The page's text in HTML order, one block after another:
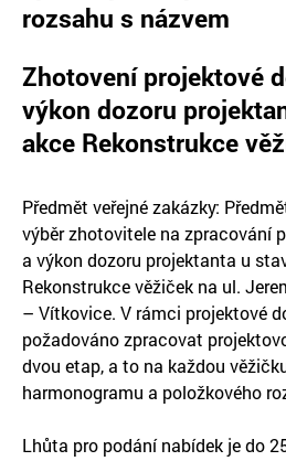
rozsahu s názvem
Zhotovení projektové
výkon dozoru
akce Rekonstrukce
Předmět veřejné zakázky:
výběr zhotovitele na zpracování
a výkon dozoru projektanta u
Rekonstrukce věžiček na ul.
– Vítkovice. V rámci projektové
požadováno zpracovat
dvou etap, a to na každou
harmonogramu a položkového
Lhůta pro podání nabídek je do